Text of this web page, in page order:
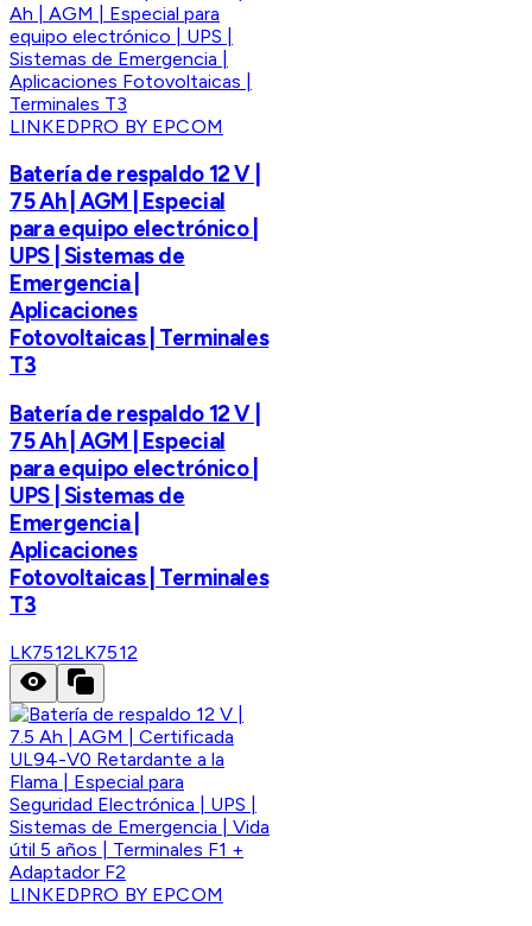
LINKEDPRO BY EPCOM
Batería de respaldo 12 V |
75 Ah | AGM | Especial
para equipo electrónico |
UPS | Sistemas de
Emergencia |
Aplicaciones
Fotovoltaicas | Terminales
T3
Batería de respaldo 12 V |
75 Ah | AGM | Especial
para equipo electrónico |
UPS | Sistemas de
Emergencia |
Aplicaciones
Fotovoltaicas | Terminales
T3
LK7512LK7512
LINKEDPRO BY EPCOM